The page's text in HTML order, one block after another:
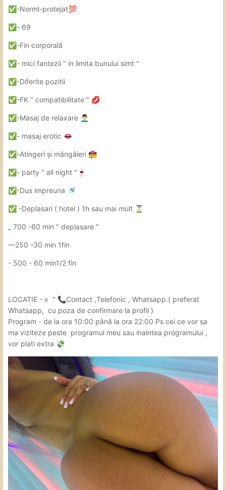
✅️-Norml-protejat💯
✅️- 69
✅️-Fin corporală
✅️- mici fantezii " in limita bunului simt " ️
✅️-Diferite pozitii
✅️-FK " compatibilitate " 💋
✅️-Masaj de relaxare 💆🏻‍♂️
✅️- masaj erotic 👄
✅️-Atingeri și mângâieri 👩‍❤️‍💋‍👨
✅️- party " all night " 🍷
✅️-Dus impreuna 🚿
✅ ️ -Deplasari ( hotel ) 1h sau mai mult ⏳
_ 700 -60 min " deplasare "
—250 -30 min 1fin
- 500 - 60 min1/2 fin
LOCATIE - x " 📞Contact ,Telefonic , Whatsapp.( preferat
Whatsapp, cu poza de confirmare la profil )
Program - de la ora 10:00 până la ora 22:00 Ps cei ce vor sa
ma viziteze peste programul meu sau inaintea programului ,
vor plati extra 💸